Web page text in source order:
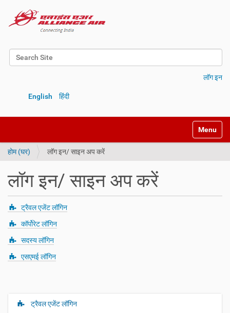
Search Site
लॉग इन
English हिंदी
Toggle
होम (घर) लॉग इन/ साइन अप करें
लॉग इन/ साइन अप करें
ट्रैवल एजेंट लॉगिन
कॉर्पोरेट लॉगिन
सदस्य लॉगिन
एसएमई लॉगिन
N
ट्रैवल एजेंट लॉगिन